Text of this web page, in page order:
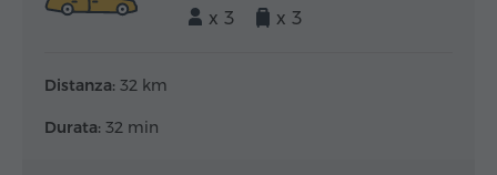
x 3
x 3
Distanza: 32 km
Durata: 32 min